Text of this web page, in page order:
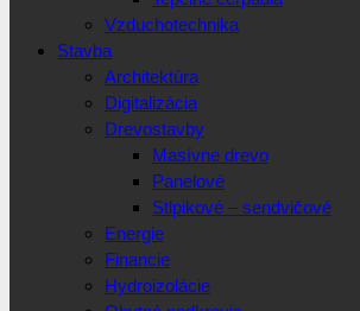
Vzduchotechnika
Stavba
Architektúra
Digitalizácia
Drevostavby
Masívne drevo
Panelové
Stlpikové – sendvičové
Energie
Financie
Hydroizolácie